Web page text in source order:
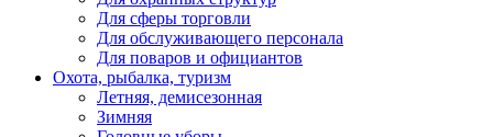
Для сферы торговли
Для обслуживающего персонала
Для поваров и официантов
Охота, рыбалка, туризм
Летняя, демисезонная
Зимняя